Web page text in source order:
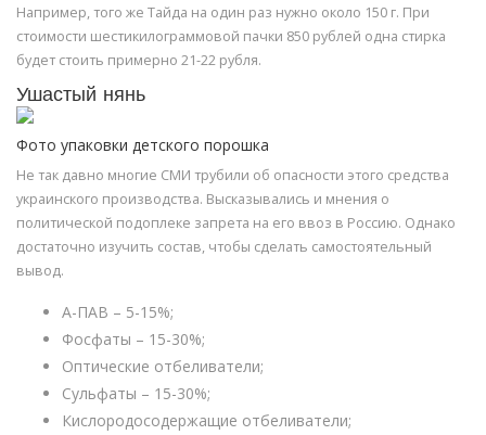
Например, того же Тайда на один раз нужно около 150 г. При
стоимости шестикилограммовой пачки 850 рублей одна стирка
будет стоить примерно 21-22 рубля.
Ушастый нянь
Фото упаковки детского порошка
Не так давно многие СМИ трубили об опасности этого средства
украинского производства. Высказывались и мнения о
политической подоплеке запрета на его ввоз в Россию. Однако
достаточно изучить состав, чтобы сделать самостоятельный
вывод.
А-ПАВ – 5-15%;
Фосфаты – 15-30%;
Оптические отбеливатели;
Сульфаты – 15-30%;
Кислородосодержащие отбеливатели;